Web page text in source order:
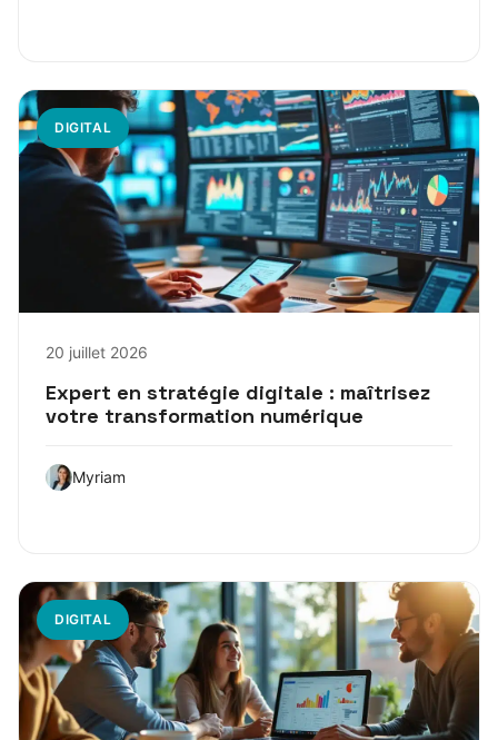
DIGITAL
20 juillet 2026
Expert en stratégie digitale : maîtrisez
votre transformation numérique
Myriam
DIGITAL